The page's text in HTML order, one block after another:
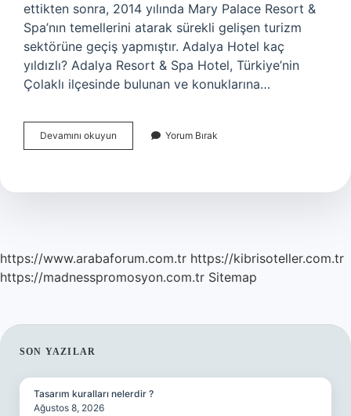
ettikten sonra, 2014 yılında Mary Palace Resort &
Spa’nın temellerini atarak sürekli gelişen turizm
sektörüne geçiş yapmıştır. Adalya Hotel kaç
yıldızlı? Adalya Resort & Spa Hotel, Türkiye’nin
Çolaklı ilçesinde bulunan ve konuklarına…
Devamını okuyun
Mermer
Yorum Bırak
https://www.arabaforum.com.tr https://kibrisoteller.com.tr
https://madnesspromosyon.com.tr Sitemap
SIDEBAR
SON YAZILAR
Tasarım kuralları nelerdir ?
Ağustos 8, 2026